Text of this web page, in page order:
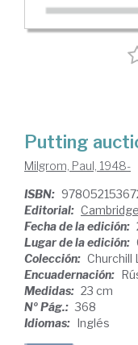
Putting
Milgrom, Paul, 1948-
ISBN:
Editorial:
Fecha de la edición:
Lugar de la edición:
Colección: Churchill
Encuadernación:
Medidas: 23 cm
Nº Pág.: 368
Idiomas: Inglés